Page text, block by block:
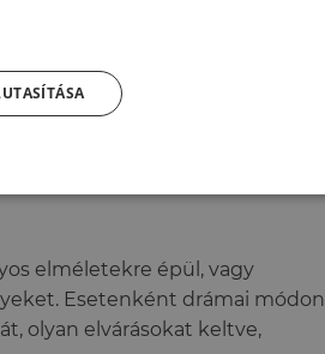
sorolunk fel a pop-
elméletekre épül, vagy
Esetenként drámai módon
olyan elvárásokat keltve,